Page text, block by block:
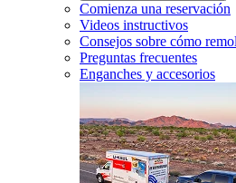
Comienza una reservación
Videos instructivos
Consejos sobre cómo
Preguntas frecuentes
Enganches y accesorios